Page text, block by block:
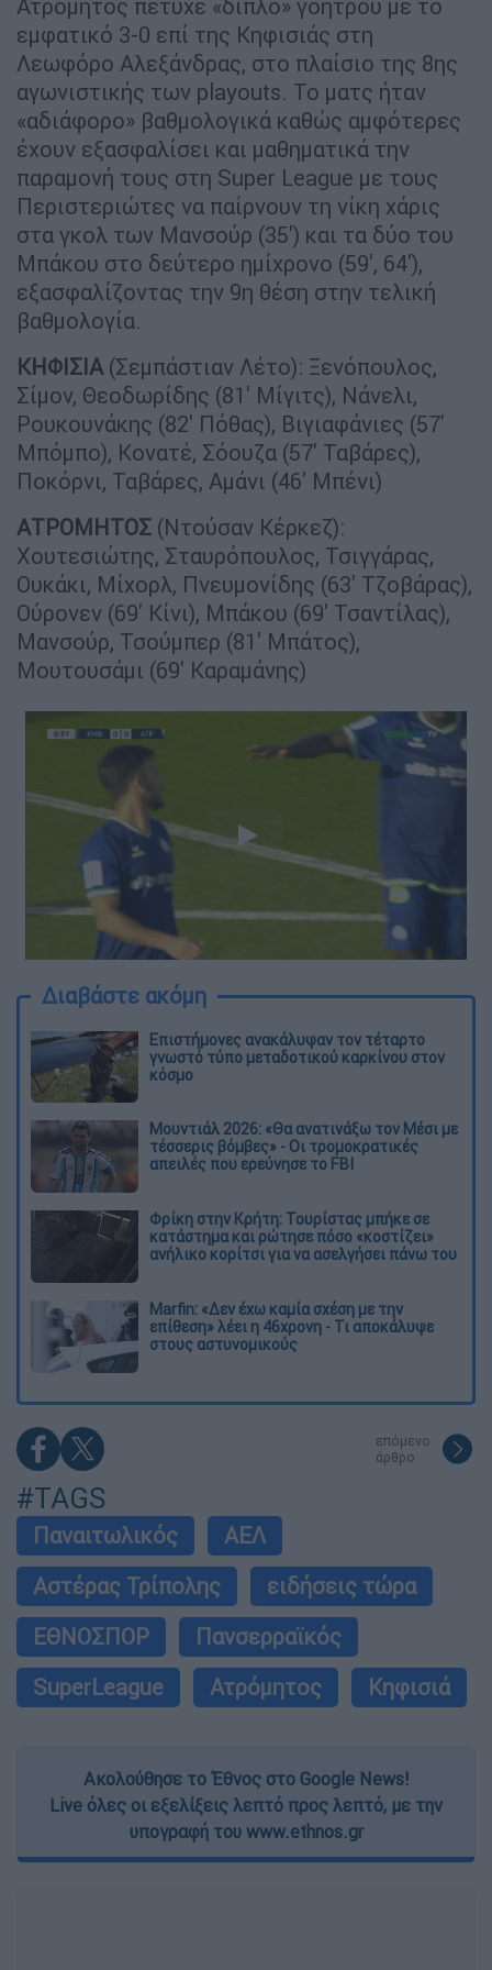
Ατρόμητος πέτυχε «διπλό» γοήτρου με το
εμφατικό 3-0 επί της Κηφισιάς στη
Λεωφόρο Αλεξάνδρας, στο πλαίσιο της 8ης
αγωνιστικής των playouts. Το ματς ήταν
«αδιάφορο» βαθμολογικά καθώς αμφότερες
έχουν εξασφαλίσει και μαθηματικά την
παραμονή τους στη Super League με τους
Περιστεριώτες να παίρνουν τη νίκη χάρις
στα γκολ των Μανσούρ (35') και τα δύο του
Μπάκου στο δεύτερο ημίχρονο (59', 64'),
εξασφαλίζοντας την 9η θέση στην τελική
βαθμολογία.
ΚΗΦΙΣΙΑ(Σεμπάστιαν Λέτο): Ξενόπουλος,
Σίμον, Θεοδωρίδης (81' Μίγιτς), Νάνελι,
Ρουκουνάκης (82' Πόθας), Βιγιαφάνιες (57'
Μπόμπο), Κονατέ, Σόουζα (57' Ταβάρες),
Ποκόρνι, Ταβάρες, Αμάνι (46' Μπένι)
ΑΤΡΟΜΗΤΟΣ (Ντούσαν Κέρκεζ):
Χουτεσιώτης, Σταυρόπουλος, Τσιγγάρας,
Ουκάκι, Μίχορλ, Πνευμονίδης (63' Τζοβάρας),
Ούρονεν (69' Κίνι), Μπάκου (69' Τσαντίλας),
Μανσούρ, Τσούμπερ (81' Μπάτος),
Μουτουσάμι (69' Καραμάνης)
Διαβάστε ακόμη
Επιστήμονες ανακάλυψαν τον τέταρτο
γνωστό τύπο μεταδοτικού καρκίνου στον
κόσμο
Μουντιάλ 2026: «Θα ανατινάξω τον Μέσι με
τέσσερις βόμβες» - Οι τρομοκρατικές
απειλές που ερεύνησε το FBI
Φρίκη στην Κρήτη: Τουρίστας μπήκε σε
κατάστημα και ρώτησε πόσο «κοστίζει»
ανήλικο κορίτσι για να ασελγήσει πάνω του
Marfin: «Δεν έχω καμία σχέση με την
επίθεση» λέει η 46χρονη - Τι αποκάλυψε
στους αστυνομικούς
επόμενο
άρθρο
#TAGS
Παναιτωλικός
ΑΕΛ
Αστέρας Τρίπολης
ειδήσεις τώρα
ΕΘΝΟΣΠΟΡ
Πανσερραϊκός
SuperLeague
Ατρόμητος Κηφισιά
Ακολούθησε το Έθνος στο Google News!
Live όλες οι εξελίξεις λεπτό προς λεπτό, με την
υπογραφή του www.ethnos.gr